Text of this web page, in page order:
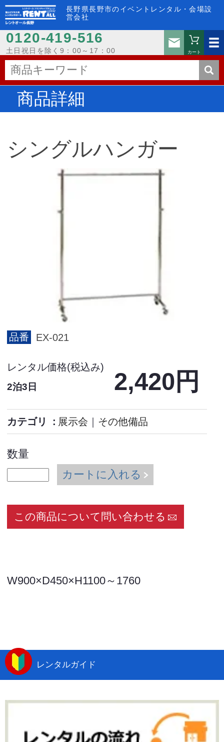
長野県長野市のイベントレンタル・会場設
営会社
0120-419-516
土日祝日を除く9：00～17：00
お問い
カート
商品詳細
シングルハンガー
品番 EX-021
レンタル価格(税込み)
2泊3日 2,420円
カテゴリ 展示会 その他備品
数量
カートに入れる
この商品について問い合わせる
W900×D450×H1100～1760
レンタルガイド